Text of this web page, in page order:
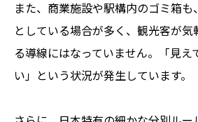
また、商業施設や駅構内のゴミ箱
としている場合が多く、観光客が気
る導線にはなっていません。「見え
い」という状況が発生しています。